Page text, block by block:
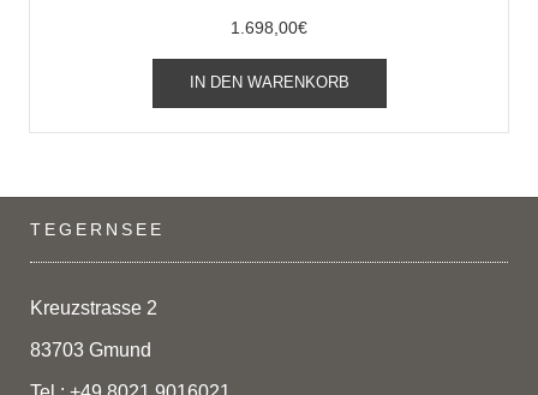
1.698,00€
IN DEN WARENKORB
TEGERNSEE
Kreuzstrasse 2
83703 Gmund